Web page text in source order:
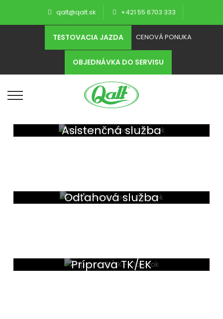
qalt@qalt.sk +421 55 6703 333
TESTOVACIA JAZDA CENOVÁ PONUKA
OBJEDNÁVKA DO SERVISU
Asistenčná služba
Odťahová služba
Príprava TK/EK